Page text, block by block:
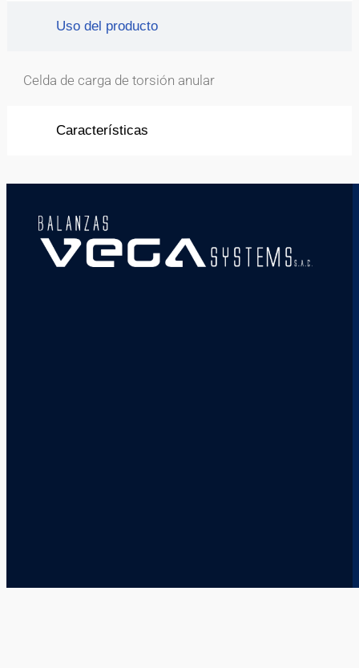
Uso del producto
Características
Celda de carga de torsión anular